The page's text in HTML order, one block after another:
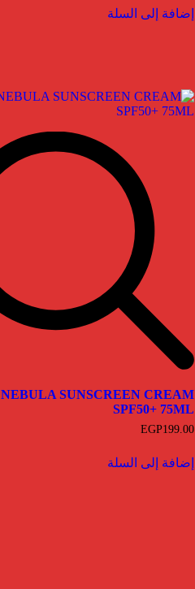
إضافة إلى السلة
NEBULA SUNSCREEN CREAM
SPF50+ 75ML
EGP199.00
إضافة إلى السلة